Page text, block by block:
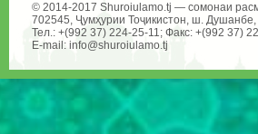
© 2014-2017 Shuroiulamo.tj — сомонаи
702545, Ҷумҳурии Тоҷикистон, ш.
Тел.: +(992 37) 224-25-11; Факс: +(992 37)
E-mail: info@shuroiulamo.tj